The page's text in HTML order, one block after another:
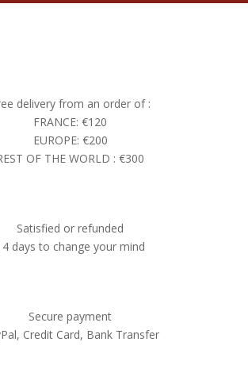
delivery from an order of :
FRANCE: €120
EUROPE: €200
OF THE WORLD : €300
Satisfied or refunded
days to change your mind
Secure payment
Credit Card, Bank Transfer